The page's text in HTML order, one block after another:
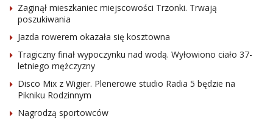
Zaginął mieszkaniec miejscowości Trzonki. Trwają
poszukiwania
Jazda rowerem okazała się kosztowna
Tragiczny finał wypoczynku nad wodą. Wyłowiono ciało 37-
letniego mężczyzny
Disco Mix z Wigier. Plenerowe studio Radia 5 będzie na
Pikniku Rodzinnym
Nagrodzą sportowców